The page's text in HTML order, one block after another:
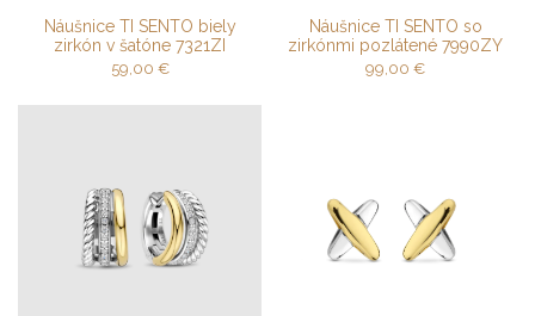
Náušnice TI SENTO biely
zirkón v šatóne 7321ZI
59,00 €
Náušnice TI SENTO so
zirkónmi pozlátené 7990ZY
99,00 €